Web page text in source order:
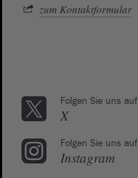
zum Kontaktformular
Folgen Sie uns auf
X
Folgen Sie uns auf
Instagram